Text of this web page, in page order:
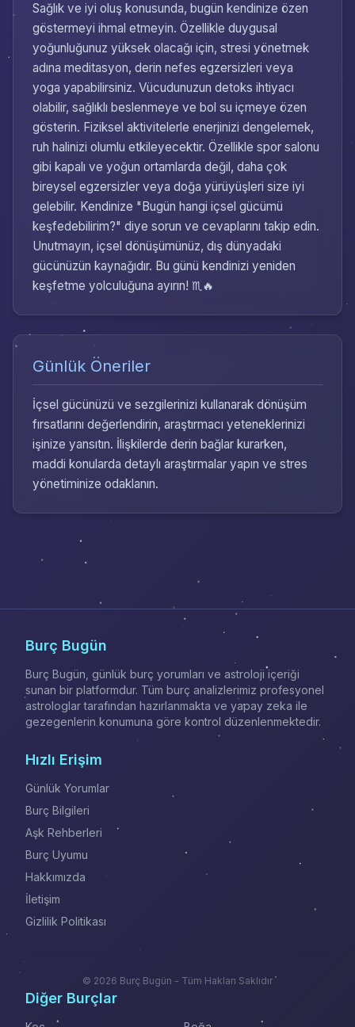
Sağlık ve iyi oluş konusunda, bugün kendinize özen
göstermeyi ihmal etmeyin. Özellikle duygusal
yoğunluğunuz yüksek olacağı için, stresi yönetmek
adına meditasyon, derin nefes egzersizleri veya
yoga yapabilirsiniz. Vücudunuzun detoks ihtiyacı
olabilir, sağlıklı beslenmeye ve bol su içmeye özen
gösterin. Fiziksel aktivitelerle enerjinizi dengelemek,
ruh halinizi olumlu etkileyecektir. Özellikle spor salonu
gibi kapalı ve yoğun ortamlarda değil, daha çok
bireysel egzersizler veya doğa yürüyüşleri size iyi
gelebilir. Kendinize "Bugün hangi içsel gücümü
keşfedebilirim?" diye sorun ve cevaplarını takip edin.
Unutmayın, içsel dönüşümünüz, dış dünyadaki
gücünüzün kaynağıdır. Bu günü kendinizi yeniden
keşfetme yolculuğuna ayırın! ♏🔥
Günlük Öneriler
İçsel gücünüzü ve sezgilerinizi kullanarak dönüşüm
fırsatlarını değerlendirin, araştırmacı yeteneklerinizi
işinize yansıtın. İlişkilerde derin bağlar kurarken,
maddi konularda detaylı araştırmalar yapın ve stres
yönetiminize odaklanın.
Burç Bugün
Burç Bugün, günlük burç yorumları ve astroloji içeriği
sunan bir platformdur. Tüm burç analizlerimiz profesyonel
astrologlar tarafından hazırlanmakta ve yapay zeka ile
gezegenlerin konumuna göre kontrol düzenlenmektedir.
Hızlı Erişim
Günlük Yorumlar
Burç Bilgileri
Aşk Rehberleri
Burç Uyumu
Hakkımızda
İletişim
Gizlilik Politikası
© 2026 Burç Bugün - Tüm Hakları Saklıdır
Diğer Burçlar